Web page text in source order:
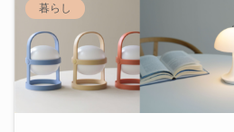
暮らし